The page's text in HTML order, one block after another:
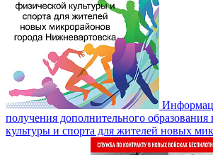
получения дополнительного образования
культуры и спорта для жителей новых